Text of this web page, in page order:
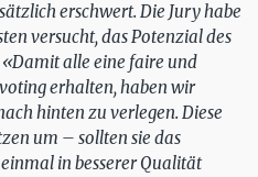
erschwert. Die Jury habe
versucht, das Potenzial des
alle eine faire und
erhalten, haben wir
hinten zu verlegen. Diese
um – sollten sie das
in besserer Qualität